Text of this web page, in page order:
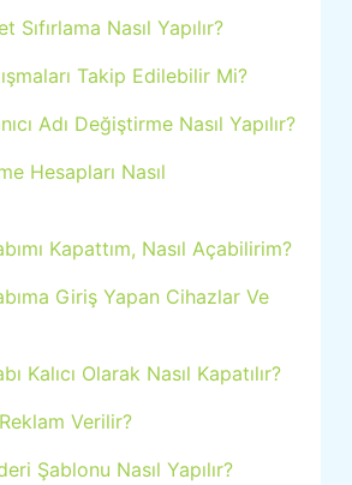
Sıfırlama Nasıl Yapılır?
Takip Edilebilir Mi?
Adı Değiştirme Nasıl Yapılır?
Hesapları Nasıl
Kapattım, Nasıl Açabilirim?
Giriş Yapan Cihazlar Ve
Kalıcı Olarak Nasıl Kapatılır?
Verilir?
Şablonu Nasıl Yapılır?